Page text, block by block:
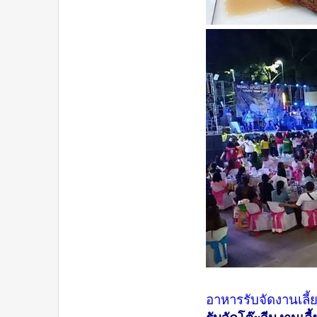
อาหารรับจัดงานเ